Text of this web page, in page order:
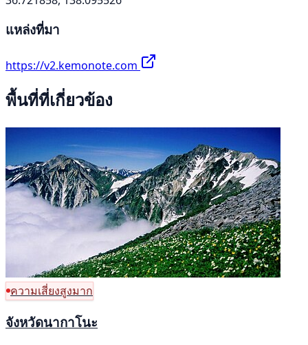
แหล่งที่มา
https://v2.kemonote.com
พื้นที่ที่เกี่ยวข้อง
ความเสี่ยงสูงมาก
จังหวัดนากาโนะ